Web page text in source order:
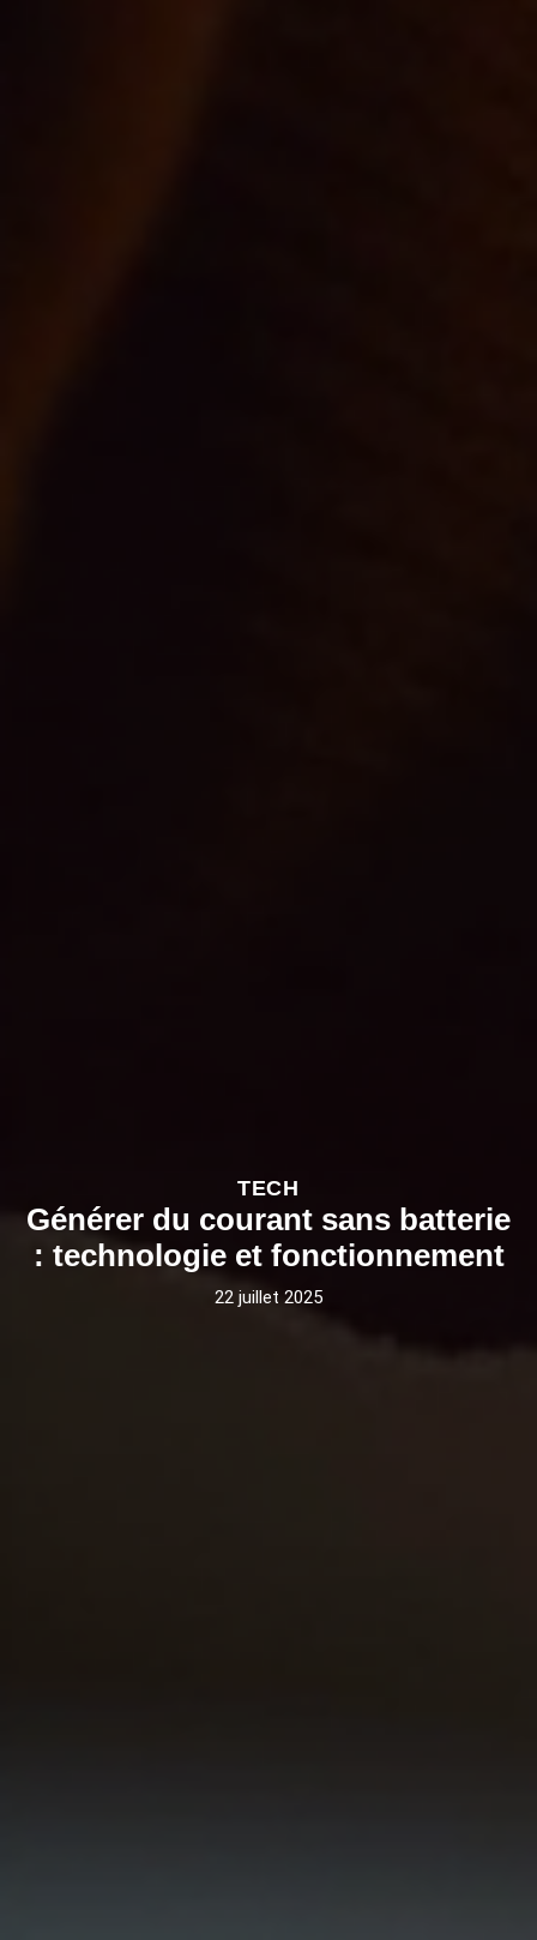
TECH
Générer du courant sans batterie
: technologie et fonctionnement
22 juillet 2025